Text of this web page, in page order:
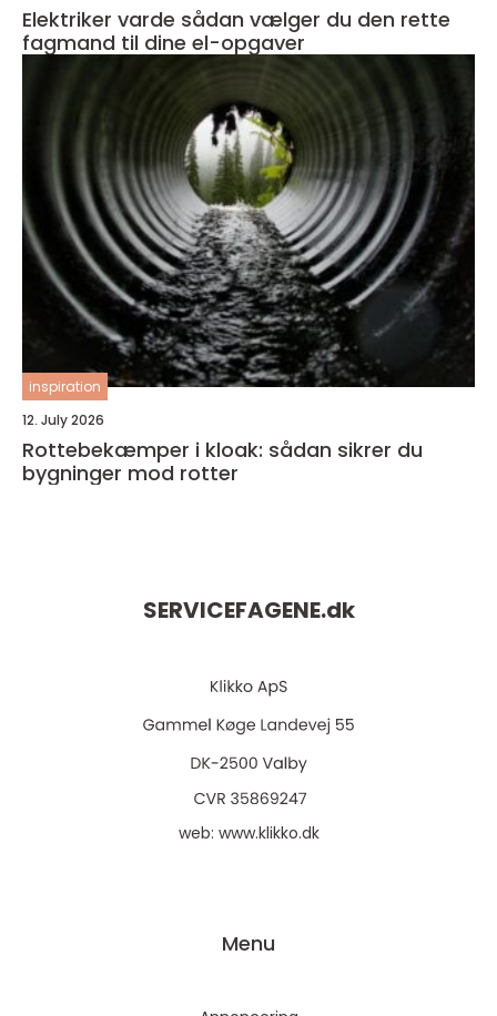
Elektriker varde sådan vælger du den rette
fagmand til dine el-opgaver
inspiration
12. July 2026
Rottebekæmper i kloak: sådan sikrer du
bygninger mod rotter
SERVICEFAGENE.dk
web: www.klikko.dk
Menu